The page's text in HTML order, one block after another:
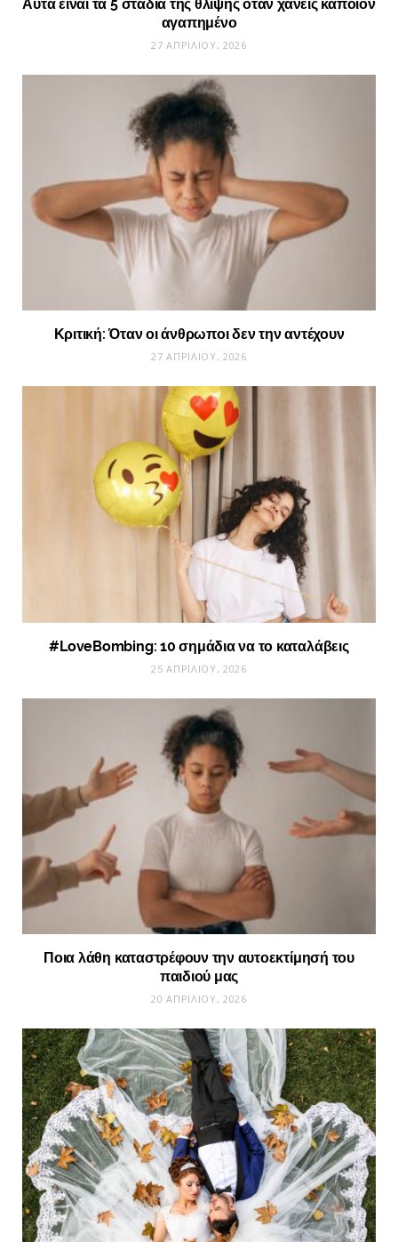
Αυτά είναι τα 5 στάδια της θλίψης όταν χάνεις κάποιον
αγαπημένο
27 ΑΠΡΙΛΊΟΥ, 2026
Κριτική: Όταν οι άνθρωποι δεν την αντέχουν
27 ΑΠΡΙΛΊΟΥ, 2026
#LoveBombing: 10 σημάδια να το καταλάβεις
25 ΑΠΡΙΛΊΟΥ, 2026
Ποια λάθη καταστρέφουν την αυτοεκτίμησή του
παιδιού μας
20 ΑΠΡΙΛΊΟΥ, 2026